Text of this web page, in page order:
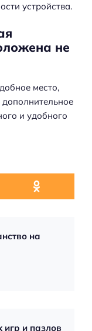
устройства.
не
место,
дополнительное
и удобного
на
и пазлов